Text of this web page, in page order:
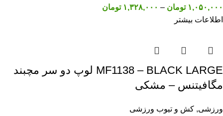
۱,۰۵۰,۰۰۰ تومان – ۱,۳۲۸,۰۰۰ تومان
اطلاعات بیشتر
MF1138 – BLACK LARGE لوپ دو سر مچبند
مگافیتنس – مشکی
ورزشی, کش و تیوب ورزشی